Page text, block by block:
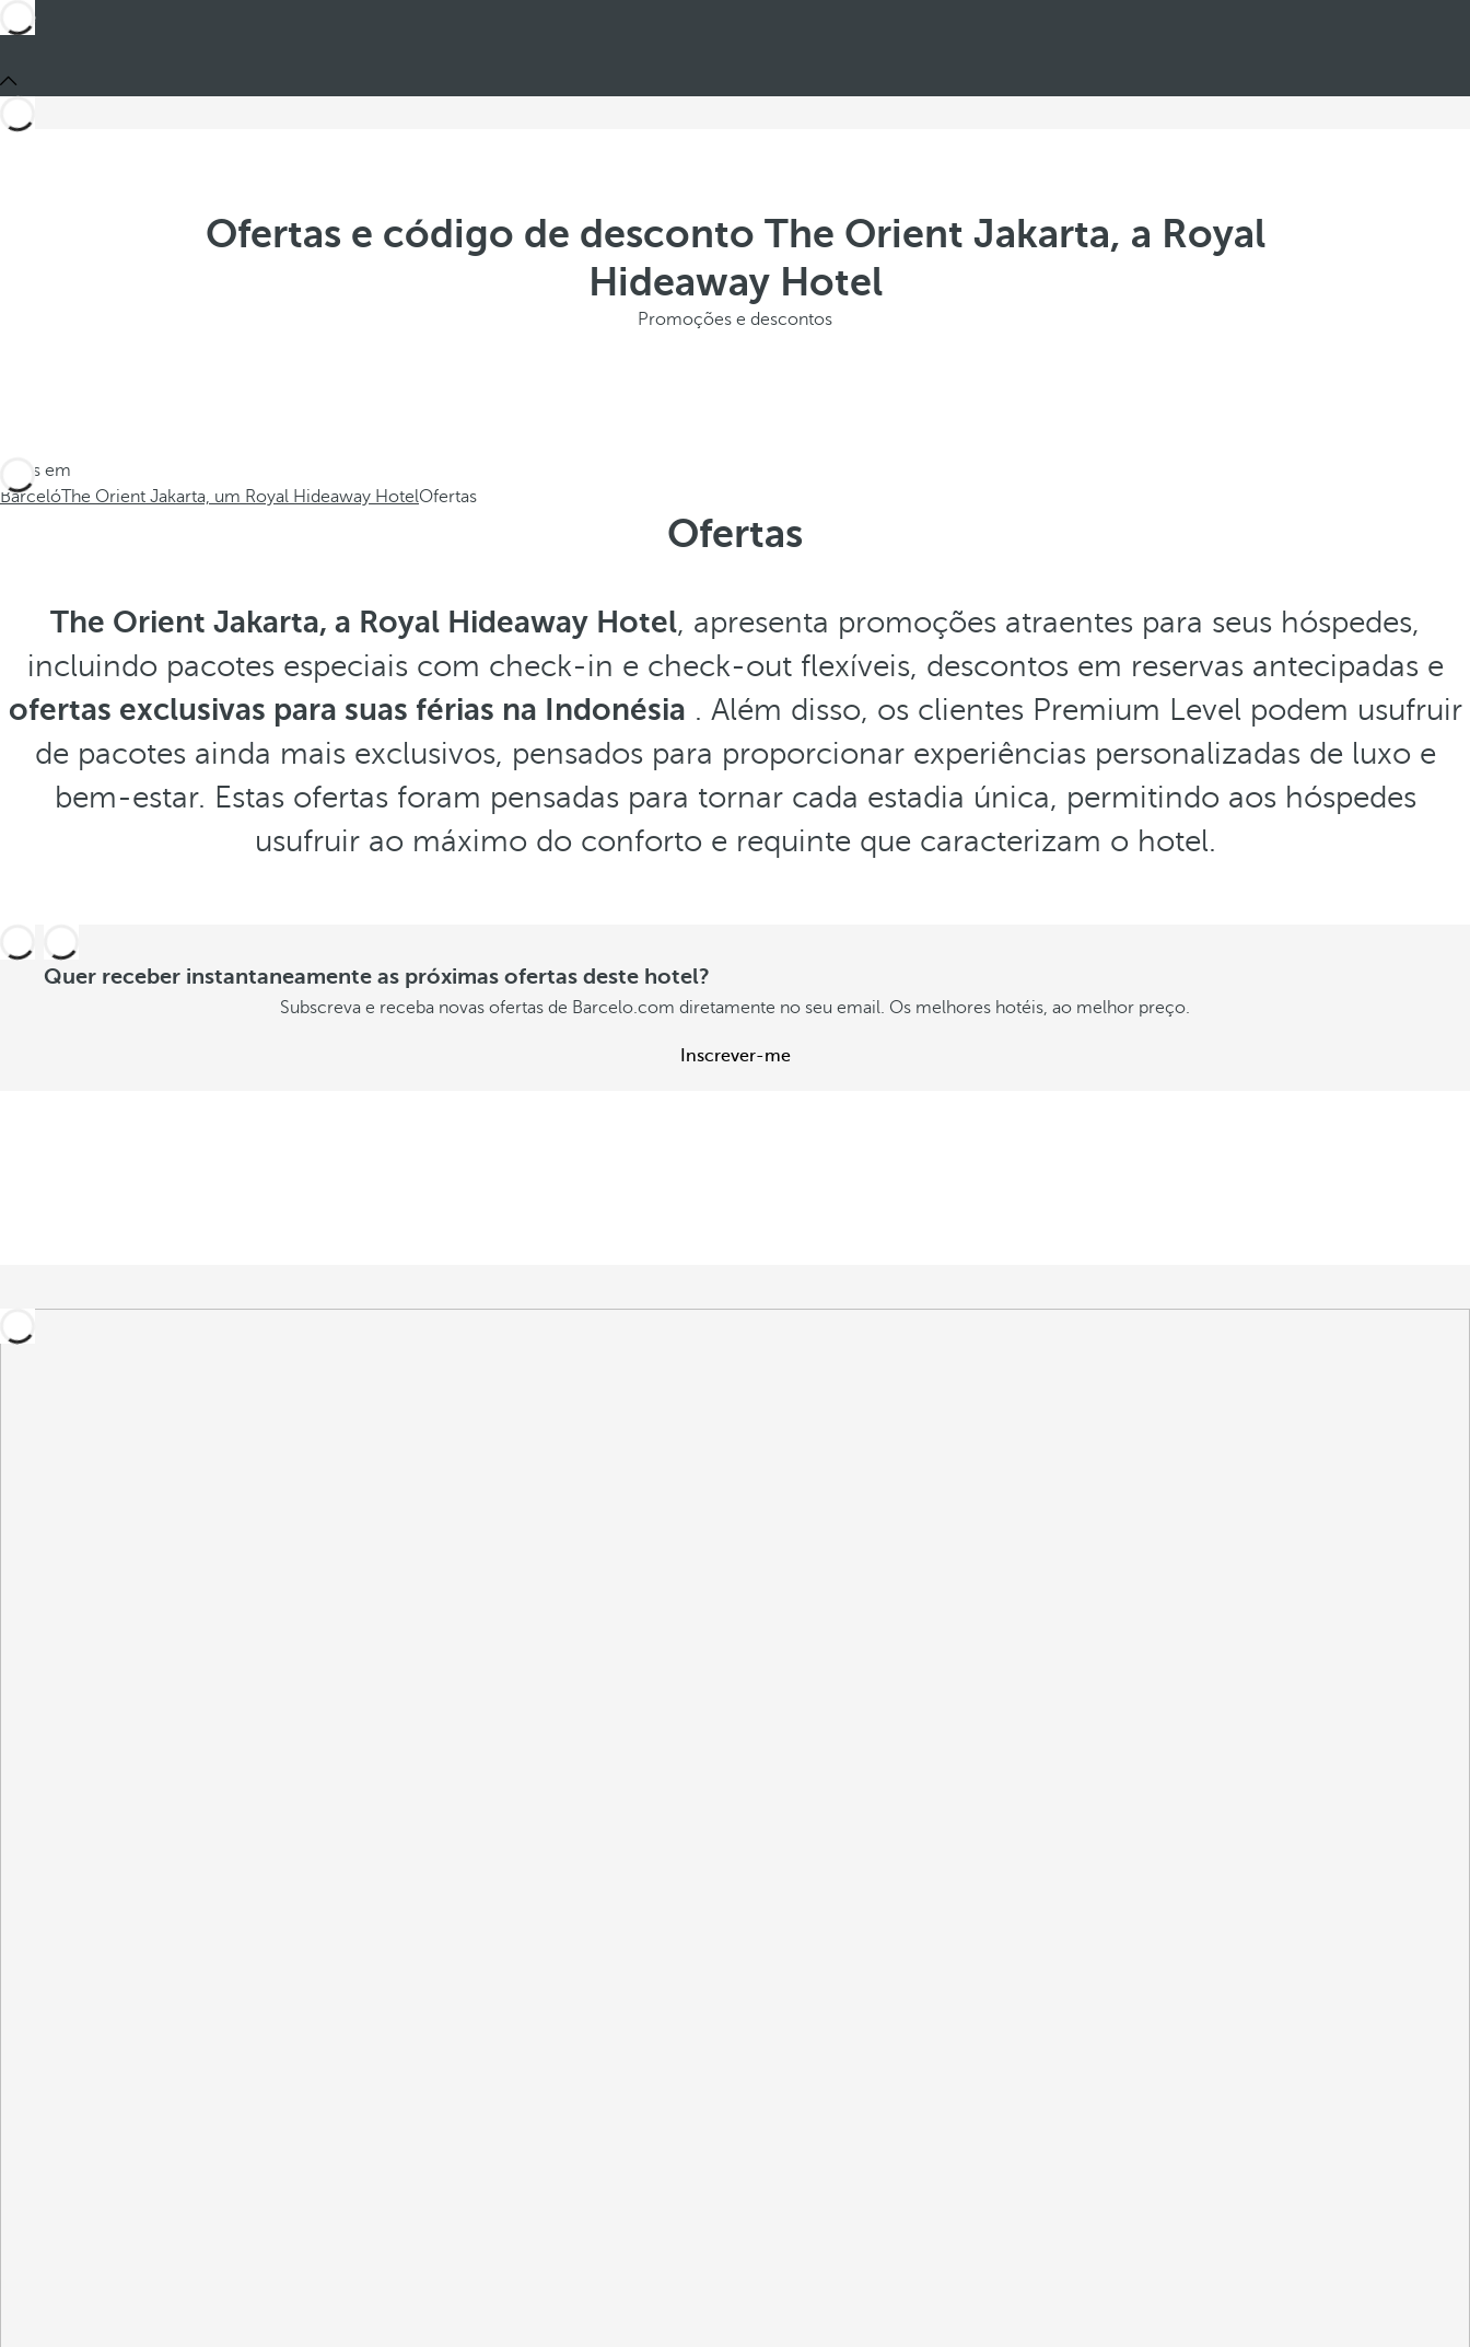
Ofertas e código de desconto The Orient Jakarta, a Royal
Hideaway Hotel
Promoções e descontos
Estes em
BarcelóThe Orient Jakarta, um Royal Hideaway HotelOfertas
Ofertas
The Orient Jakarta, a Royal Hideaway Hotel, apresenta promoções atraentes para seus hóspedes,
incluindo pacotes especiais com check-in e check-out flexíveis, descontos em reservas antecipadas e
ofertas exclusivas para suas férias na Indonésia . Além disso, os clientes Premium Level podem usufruir
de pacotes ainda mais exclusivos, pensados para proporcionar experiências personalizadas de luxo e
bem-estar. Estas ofertas foram pensadas para tornar cada estadia única, permitindo aos hóspedes
usufruir ao máximo do conforto e requinte que caracterizam o hotel.
Quer receber instantaneamente as próximas ofertas deste hotel?
Subscreva e receba novas ofertas de Barcelo.com diretamente no seu email. Os melhores hotéis, ao melhor preço.
Inscrever-me